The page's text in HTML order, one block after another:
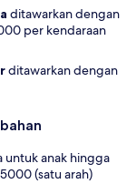
ditawarkan dengan
per kendaraan
ditawarkan dengan
untuk anak hingga
(satu arah)